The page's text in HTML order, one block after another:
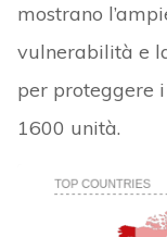
mostrano
vulnerabilità e
per proteggere
1600 unità.